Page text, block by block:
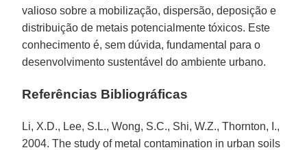
valioso sobre a mobilização, dispersão, deposição e
distribuição de metais potencialmente tóxicos. Este
conhecimento é, sem dúvida, fundamental para o
desenvolvimento sustentável do ambiente urbano.
Referências Bibliográficas
Li, X.D., Lee, S.L., Wong, S.C., Shi, W.Z., Thornton, I.,
2004. The study of metal contamination in urban soils